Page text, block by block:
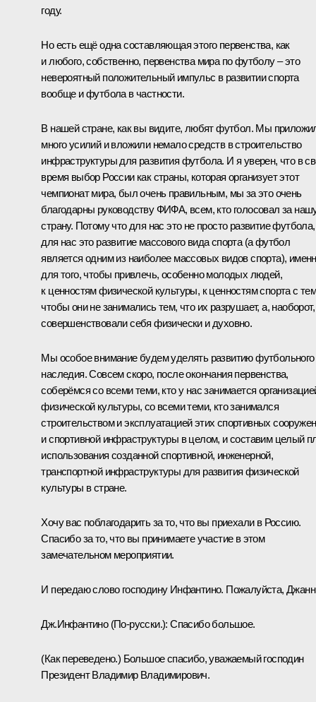
году.
Но есть ещё одна составляющая этого первенства, как
и любого, собственно, первенства мира по футболу – это
невероятный положительный импульс в развитии спорта
вообще и футбола в частности.
В нашей стране, как вы видите, любят футбол. Мы
много усилий и вложили немало средств в строительство
инфраструктуры для развития футбола. И я уверен, что в
время выбор России как страны, которая организует этот
чемпионат мира, был очень правильным, мы за это очень
благодарны руководству ФИФА, всем, кто голосовал за
страну. Потому что для нас это не просто развитие футбола,
для нас это развитие массового вида спорта (а футбол
является одним из наиболее массовых видов спорта),
для того, чтобы привлечь, особенно молодых людей,
к ценностям физической культуры, к ценностям спорта с
чтобы они не занимались тем, что их разрушает, а, наоборот,
совершенствовали себя физически и духовно.
Мы особое внимание будем уделять развитию футбольного
наследия. Совсем скоро, после окончания первенства,
соберёмся со всеми теми, кто у нас занимается
физической культуры, со всеми теми, кто занимался
строительством и эксплуатацией этих спортивных
и спортивной инфраструктуры в целом, и составим целый
использования созданной спортивной, инженерной,
транспортной инфраструктуры для развития физической
культуры в стране.
Хочу вас поблагодарить за то, что вы приехали в Россию.
Спасибо за то, что вы принимаете участие в этом
замечательном мероприятии.
И передаю слово господину Инфантино. Пожалуйста,
Дж.Инфантино (По-русски.): Спасибо большое.
(Как переведено.) Большое спасибо, уважаемый господин
Президент Владимир Владимирович.